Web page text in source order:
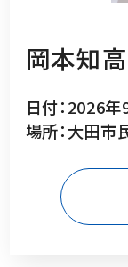
岡本知
日付：2026
場所：大田市